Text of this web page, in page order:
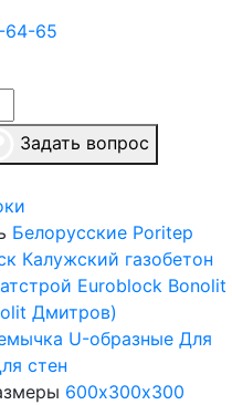
64-65
Задать вопрос
Белорусские Poritep
Калужский газобетон
Euroblock Bonolit
Дмитров)
U-образные Для
стен
600х300х300